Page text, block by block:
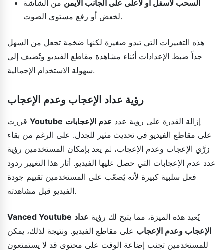
السحب لأسفل أو لأعلى على الجانب الأيمن من الشاشة
لخفض أو رفع مستوى الصوت.
هذه التغييرات التي تبدو صغيرة لكنها ضخمة تجعل من السهل
جداً ضبط الإعدادات أثناء مشاهدة مقاطع الفيديو وتُضيف إلى
سهولة الاستخدام الإجمالية.
رؤية عداد الإعجاب وعدم الإعجاب
Youtube إزالة القدرة على رؤية عدد عدم الإعجابات
على مقاطع الفيديو في تحديث مثير للجدل. على الرغم من بقاء
زرَّي الإعجاب وعدم الإعجاب، لم يعد بإمكان المستخدمين رؤية
عدد عدم الإعجابات التي حصل عليها الفيديو. أثار هذا التغيير ردود
فعل سلبية كبيرة لأنه يُصعّب على المستخدمين تقييم جودة
الفيديو قبل مشاهدته.
Vanced Youtube يُعيد هذه الميزة، مما يتيح لك رؤية عداد
الإعجاب وعدم الإعجاب على مقاطع الفيديو. ونتيجة لذلك، يمكن
للمستخدمين تجنب إضاعة الوقت على محتوى قد لا يستمتعون